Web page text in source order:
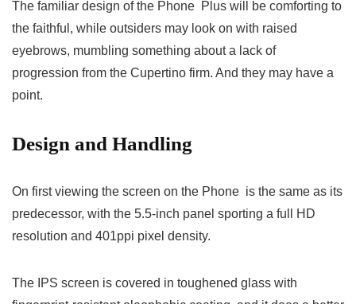
The familiar design of the Phone Plus will be comforting to
the faithful, while outsiders may look on with raised
eyebrows, mumbling something about a lack of
progression from the Cupertino firm. And they may have a
point.
Design and Handling
On first viewing the screen on the Phone is the same as its
predecessor, with the 5.5-inch panel sporting a full HD
resolution and 401ppi pixel density.
The IPS screen is covered in toughened glass with